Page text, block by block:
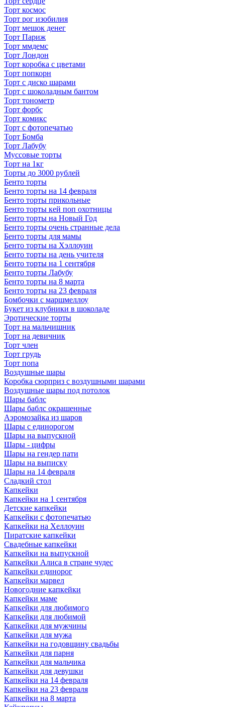
Торт космос
Торт рог изобилия
Торт мешок денег
Торт Париж
Торт ммдемс
Торт Лондон
Торт коробка с цветами
Торт попкорн
Торт с диско шарами
Торт с шоколадным бантом
Торт тонометр
Торт форбс
Торт комикс
Торт с фотопечатью
Торт Бомба
Торт Лабубу
Муссовые торты
Торт на 1кг
Торты до 3000 рублей
Бенто торты
Бенто торты на 14 февраля
Бенто торты прикольные
Бенто торты кей поп охотницы
Бенто торты на Новый Год
Бенто торты очень странные дела
Бенто торты для мамы
Бенто торты на Хэллоуин
Бенто торты на день учителя
Бенто торты на 1 сентября
Бенто торты Лабубу
Бенто торты на 8 марта
Бенто торты на 23 февраля
Бомбочки с маршмеллоу
Букет из клубники в шоколаде
Эротические торты
Торт на мальчишник
Торт на девичник
Торт член
Торт грудь
Торт попа
Воздушные шары
Коробка сюрприз с воздушными шарами
Воздушные шары под потолок
Шары баблс
Шары баблс окрашенные
Аэромозайка из шаров
Шары с единорогом
Шары на выпускной
Шары - цифры
Шары на гендер пати
Шары на выписку
Шары на 14 февраля
Сладкий стол
Капкейки
Капкейки на 1 сентября
Детские капкейки
Капкейки с фотопечатью
Капкейки на Хеллоуин
Пиратские капкейки
Свадебные капкейки
Капкейки на выпускной
Капкейки Алиса в стране чудес
Капкейки единорог
Капкейки марвел
Новогодние капкейки
Капкейки маме
Капкейки для любимого
Капкейки для любимой
Капкейки для мужчины
Капкейки для мужа
Капкейки на годовщину свадьбы
Капкейки для парня
Капкейки для мальчика
Капкейки для девушки
Капкейки на 14 февраля
Капкейки на 23 февраля
Капкейки на 8 марта